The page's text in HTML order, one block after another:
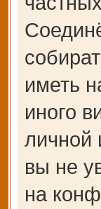
иметь
иного
личной
вы не
на